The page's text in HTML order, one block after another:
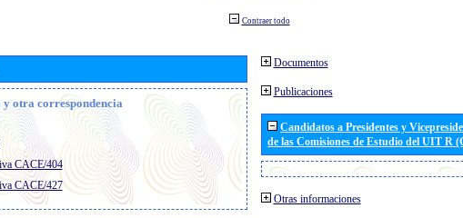
Contraer todo
otra correspondencia
CACE/404
CACE/427
Documentos
Publicaciones
Candidatos a Presidentes y
de las Comisiones de Estudio del UIT R
Otras informaciones